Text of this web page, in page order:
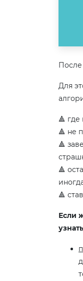
После
Для
🔺
🔺 не
🔺
🔺
🔺
Если